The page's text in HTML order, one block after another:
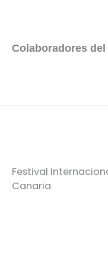
Colaboradores del
Festival
Canaria